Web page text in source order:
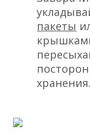
пакеты
хранения.